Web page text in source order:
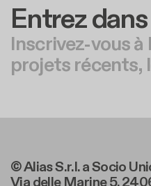
Entrez
Inscrivez-vous
projets récents,
© Alias S.r.l. a Socio